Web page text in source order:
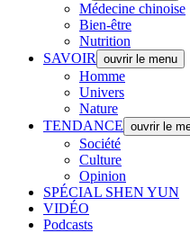
Médecine chinoise
Bien-être
Nutrition
SAVOIR
ouvrir le menu
Homme
Univers
Nature
TENDANCE ouvrir le
Société
Culture
Opinion
SPÉCIAL SHEN YUN
VIDÉO
Podcasts